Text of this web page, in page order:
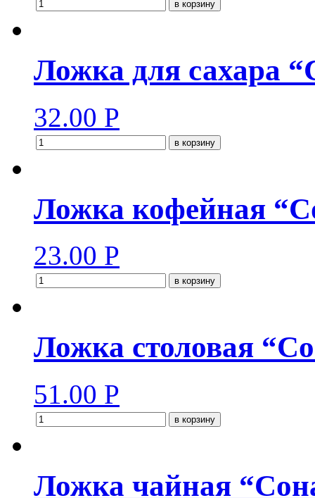
в корзину
Ложка для сахара
32.00 Р
в корзину
Ложка кофейная
23.00 Р
в корзину
Ложка столовая
51.00 Р
в корзину
Ложка чайная